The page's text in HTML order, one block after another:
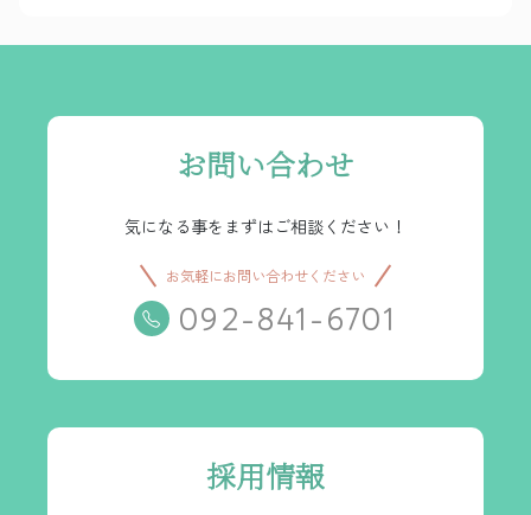
お問い合わせ
気になる事をまずはご相談ください！
お気軽にお問い合わせください
092-841-6701
採用情報